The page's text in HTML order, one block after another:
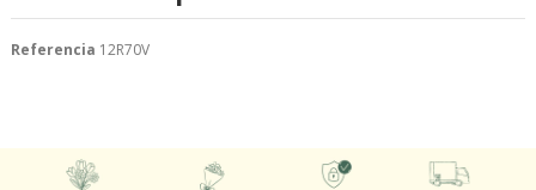
Referencia 12R70V